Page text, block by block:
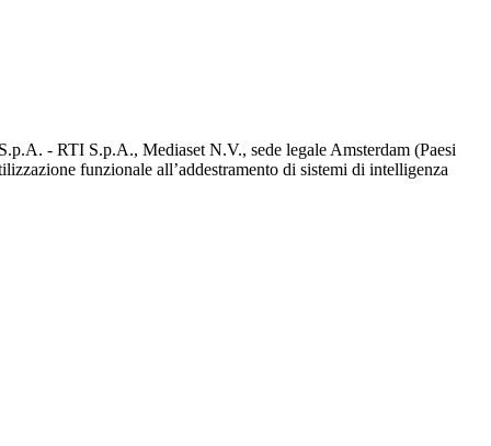
- RTI S.p.A., Mediaset N.V., sede legale Amsterdam (Paesi
funzionale all’addestramento di sistemi di intelligenza